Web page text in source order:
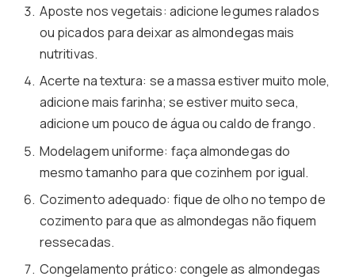
Aposte nos vegetais: adicione legumes ralados
ou picados para deixar as almondegas mais
nutritivas.
Acerte na textura: se a massa estiver muito mole,
adicione mais farinha; se estiver muito seca,
adicione um pouco de água ou caldo de frango.
Modelagem uniforme: faça almondegas do
mesmo tamanho para que cozinhem por igual.
Cozimento adequado: fique de olho no tempo de
cozimento para que as almondegas não fiquem
ressecadas.
Congelamento prático: congele as almondegas